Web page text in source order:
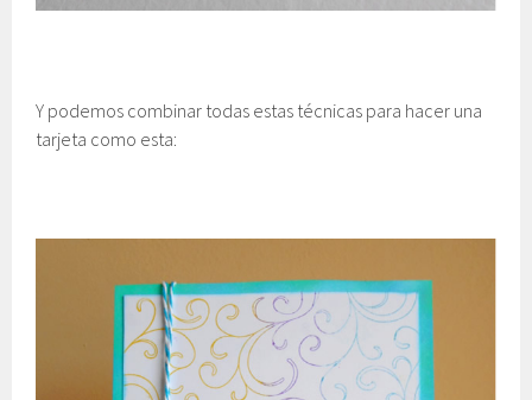
Y podemos combinar todas estas técnicas para hacer una
tarjeta como esta: